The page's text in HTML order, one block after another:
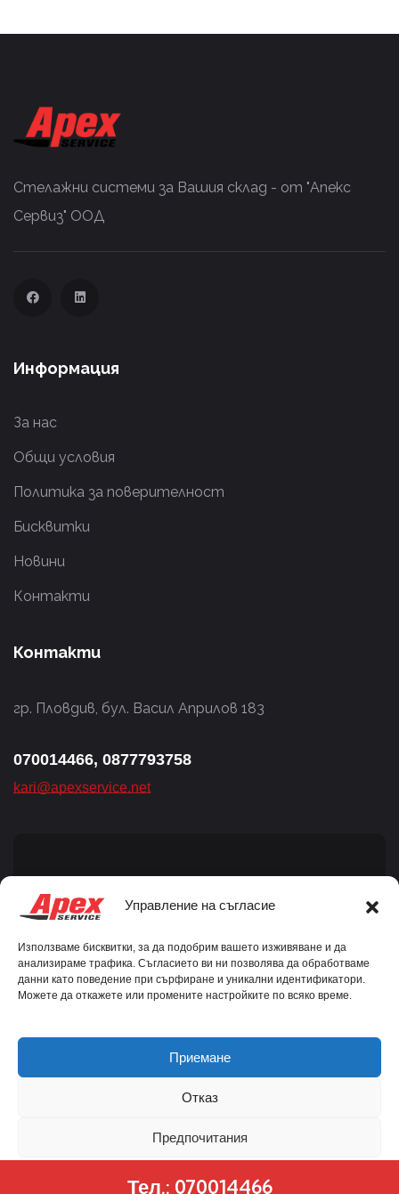
Управление на съгласие
Използваме бисквитки, за да подобрим вашето изживяване и да
анализираме трафика. Съгласието ви ни позволява да обработваме
данни като поведение при сърфиране и уникални идентификатори.
Можете да откажете или промените настройките по всяко време.
Приемане
Отказ
Предпочитания
БисквиткиПолитика за поверителност
Стелажни системи за Вашия склад - от "Апекс
Сервиз" ООД
Информация
За нас
Общи условия
Политика за поверителност
Бисквитки
Новини
Контакти
Контакти
гр. Пловдив, бул. Васил Априлов 183
070014466, 0877793758
kari@apexservice.net
Съгласен съм собщите условия.
Тел.: 070014466